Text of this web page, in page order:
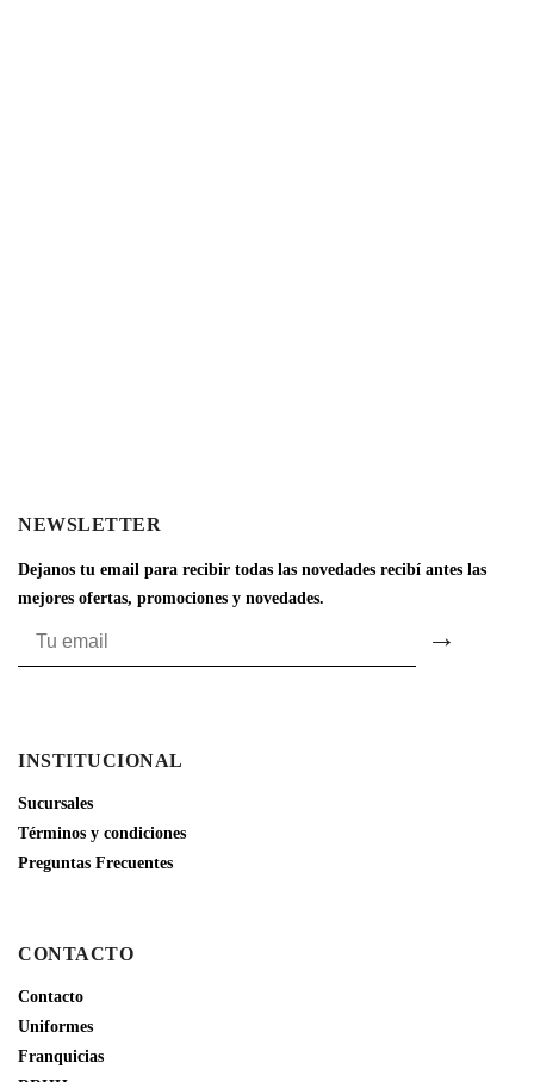
NEWSLETTER
Dejanos tu email para recibir todas las novedades recibí antes las
mejores ofertas, promociones y novedades.
INSTITUCIONAL
Sucursales
Términos y condiciones
Preguntas Frecuentes
CONTACTO
Contacto
Uniformes
Franquicias